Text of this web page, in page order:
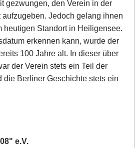
gezwungen, den Verein in der
Jedoch gelang ihnen
heutigen Standort in Heiligensee.
erkennen kann, wurde der
100 Jahre alt. In dieser über
der Verein stets ein Teil der
die Berliner Geschichte stets ein
e.V.